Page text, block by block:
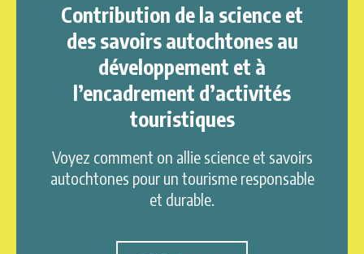
Contribution de la science et
des savoirs autochtones au
développement et à
l’encadrement d’activités
touristiques
Voyez comment on allie science et savoirs
autochtones pour un tourisme responsable
et durable.